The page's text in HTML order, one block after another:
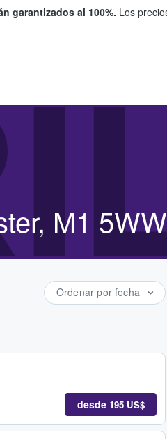
garantizados al 100%. Los
M1 5WW
Ordenar por fecha
desde 195 US$